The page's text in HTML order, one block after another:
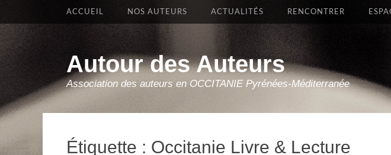
Autour des Auteurs
Association des auteurs en OCCITANIE Pyrénées-Méditerranée
Premier Menu
Aller
ACCUEIL NOS AUTEURS ACTUALITÉS RENCONTRER
Étiquette : Occitanie Livre & Lecture